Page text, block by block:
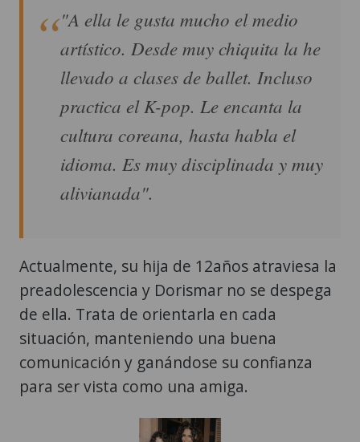
"A ella le gusta mucho el medio
artístico. Desde muy chiquita la he
llevado a clases de ballet. Incluso
practica el K-pop. Le encanta la
cultura coreana, hasta habla el
idioma. Es muy disciplinada y muy
alivianada".
Actualmente, su hija de 12años atraviesa la
preadolescencia y Dorismar no se despega
de ella. Trata de orientarla en cada
situación, manteniendo una buena
comunicación y ganándose su confianza
para ser vista como una amiga.